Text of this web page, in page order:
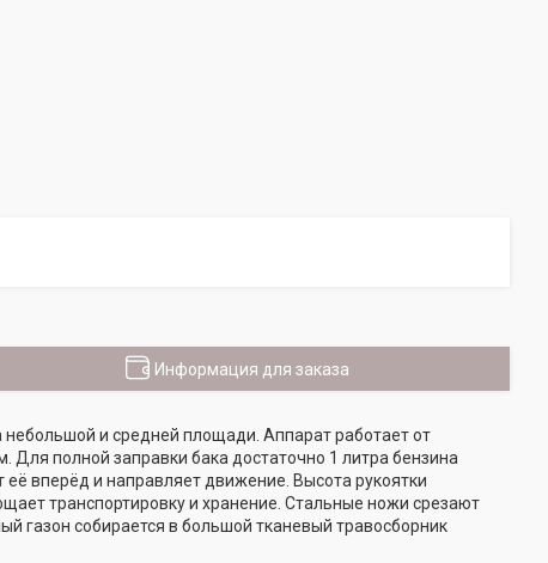
Информация для заказа
небольшой и средней площади. Аппарат работает от
полной заправки бака достаточно 1 литра бензина
её вперёд и направляет движение. Высота рукоятки
транспортировку и хранение. Стальные ножи срезают
газон собирается в большой тканевый травосборник